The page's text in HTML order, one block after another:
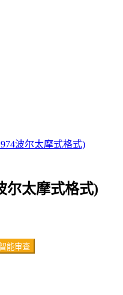
波尔太摩式格式)
尔太摩式格式)
能审查